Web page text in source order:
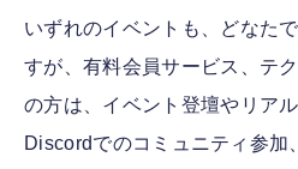
いずれのイベントも、どなた
すが、有料会員サービス、テ
の方は、イベント登壇やリア
Discordでのコミュニティ参加